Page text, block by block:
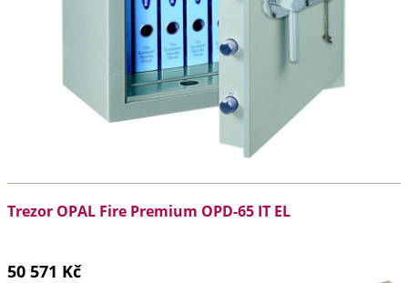
Trezor OPAL Fire Premium OPD-65 IT EL
50 571 Kč